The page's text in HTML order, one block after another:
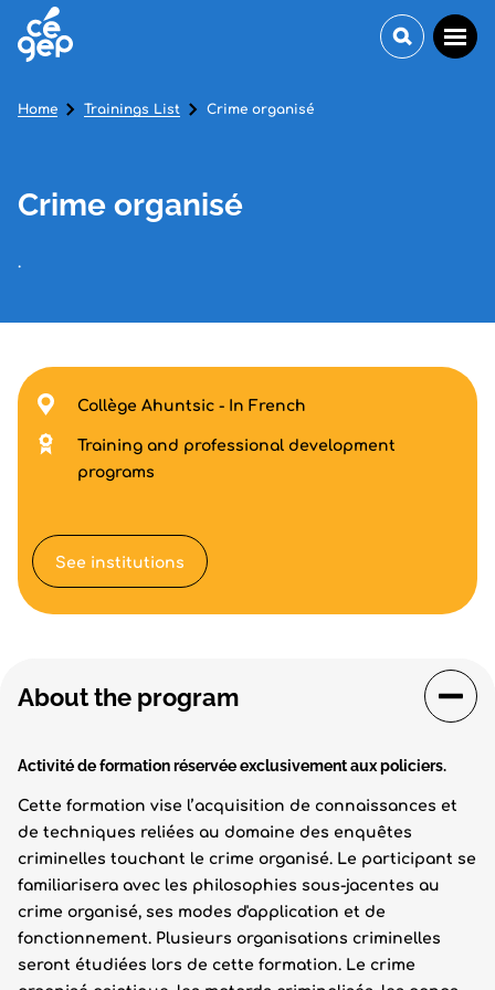
Crime organisé
.
Home Trainings List Crime organisé
About the program
Activité de formation réservée exclusivement aux policiers.
Cette formation vise l’acquisition de connaissances et
de techniques reliées au domaine des enquêtes
criminelles touchant le crime organisé. Le participant se
familiarisera avec les philosophies sous-jacentes au
crime organisé, ses modes d'application et de
fonctionnement. Plusieurs organisations criminelles
seront étudiées lors de cette formation. Le crime
Collège Ahuntsic - In French
Training and professional development
programs
See institutions